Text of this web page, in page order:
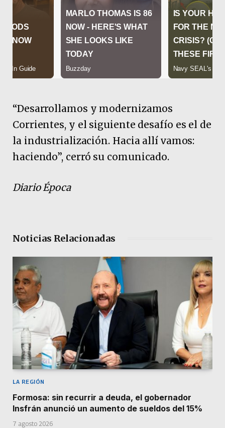
“Desarrollamos y modernizamos
Corrientes, y el siguiente desafío es el de
la industrialización. Hacia allí vamos:
haciendo”, cerró su comunicado.
Diario Época
Noticias Relacionadas
LA REGIÓN
Formosa: sin recurrir a deuda, el gobernador
Insfrán anunció un aumento de sueldos del 15%
7 agosto 2026